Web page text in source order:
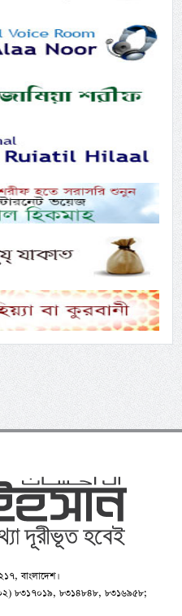
বাংলাদেশ।
৮৩১৭০১৯, ৮৩১৪৮৪৮, ৮৩১৬৯৫৮;